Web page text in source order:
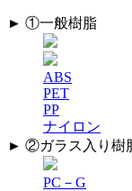
► ①一般樹脂
ABS
PET
PP
ナイロン
► ②ガラス入り樹
PC－G